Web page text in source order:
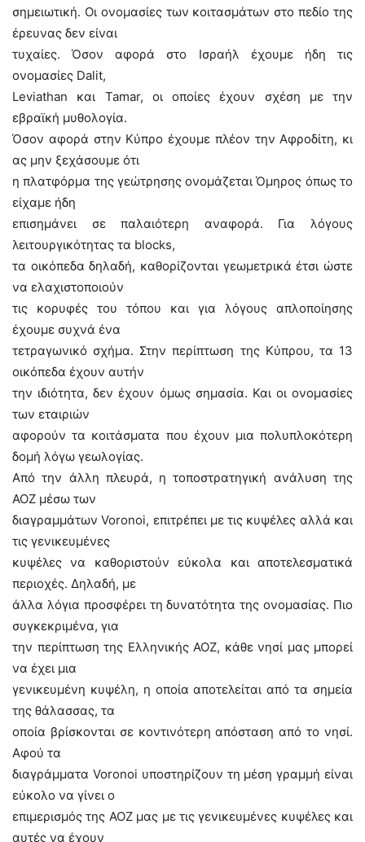
σημειωτική. Οι ονομασίες των κοιτασμάτων στο πεδίο της
έρευνας δεν είναι
τυχαίες. Όσον αφορά στο Ισραήλ έχουμε ήδη τις
ονομασίες Dalit,
Leviathan και Tamar, οι οποίες έχουν σχέση με την
εβραϊκή μυθολογία.
Όσον αφορά στην Κύπρο έχουμε πλέον την Αφροδίτη, κι
ας μην ξεχάσουμε ότι
η πλατφόρμα της γεώτρησης ονομάζεται Όμηρος όπως το
είχαμε ήδη
επισημάνει σε παλαιότερη αναφορά. Για λόγους
λειτουργικότητας τα blocks,
τα οικόπεδα δηλαδή, καθορίζονται γεωμετρικά έτσι ώστε
να ελαχιστοποιούν
τις κορυφές του τόπου και για λόγους απλοποίησης
έχουμε συχνά ένα
τετραγωνικό σχήμα. Στην περίπτωση της Κύπρου, τα 13
οικόπεδα έχουν αυτήν
την ιδιότητα, δεν έχουν όμως σημασία. Και οι ονομασίες
των εταιριών
αφορούν τα κοιτάσματα που έχουν μια πολυπλοκότερη
δομή λόγω γεωλογίας.
Από την άλλη πλευρά, η τοποστρατηγική ανάλυση της
ΑΟΖ μέσω των
διαγραμμάτων Voronoi, επιτρέπει με τις κυψέλες αλλά και
τις γενικευμένες
κυψέλες να καθοριστούν εύκολα και αποτελεσματικά
περιοχές. Δηλαδή, με
άλλα λόγια προσφέρει τη δυνατότητα της ονομασίας. Πιο
συγκεκριμένα, για
την περίπτωση της Ελληνικής ΑΟΖ, κάθε νησί μας μπορεί
να έχει μια
γενικευμένη κυψέλη, η οποία αποτελείται από τα σημεία
της θάλασσας, τα
οποία βρίσκονται σε κοντινότερη απόσταση από το νησί.
Αφού τα
διαγράμματα Voronoi υποστηρίζουν τη μέση γραμμή είναι
εύκολο να γίνει ο
επιμερισμός της ΑΟΖ μας με τις γενικευμένες κυψέλες και
αυτές να έχουν